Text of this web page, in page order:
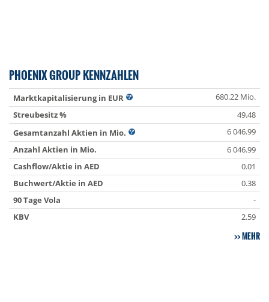
PHOENIX GROUP KENNZAHLEN
Marktkapitalisierung in EUR
680.22 Mio.
Streubesitz %
49.48
Gesamtanzahl Aktien in Mio.
6 046.99
Anzahl Aktien in Mio.
6 046.99
Cashflow/Aktie in AED
0.01
Buchwert/Aktie in AED
0.38
90 Tage Vola
-
KBV
2.59
MEHR